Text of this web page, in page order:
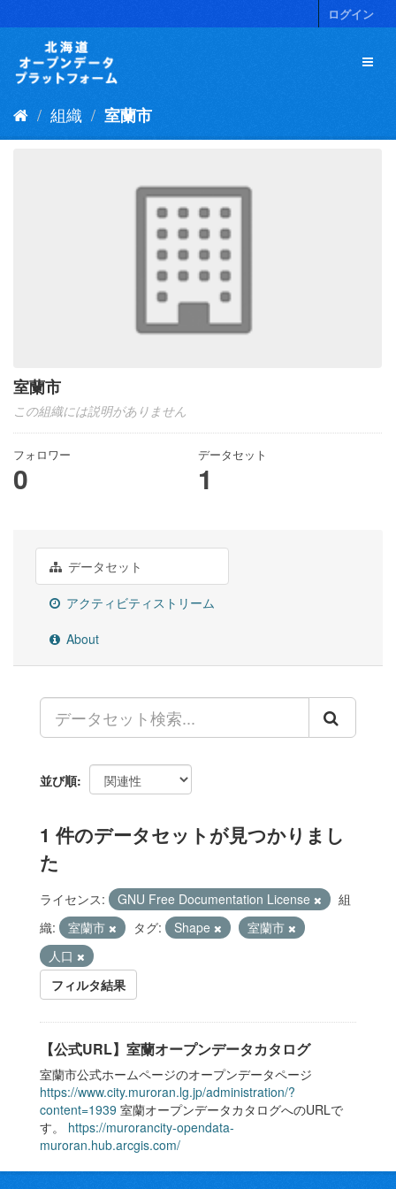
キ
ログイン
組織 室蘭市
室蘭市
この組織には説明がありません
フォロワー
0
データセット
1
データセット
アクティビティストリーム
About
並び順
1 件のデータセットが見つかりまし
た
ライセンス: GNU Free Documentation License
組
織:
室蘭市 タグ: Shape
室蘭市
人口
フィルタ結果
【公式URL】室蘭オープンデータカタログ
室蘭市公式ホームページのオープンデータページ
https://www.city.muroran.lg.jp/administration/?
content=1939 室蘭オープンデータカタログへのURLで
す。 https://murorancity-opendata-
muroran.hub.arcgis.com/